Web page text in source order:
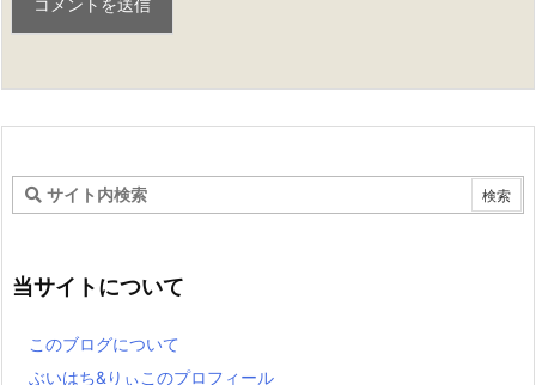
当サイトについて
このブログについて
ぶいはち&りぃこのプロフィール